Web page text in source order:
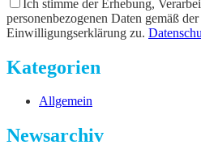
Ich stimme der Erhebung,
personenbezogenen Daten gemäß
Einwilligungserklärung zu.
Kategorien
Allgemein
Newsarchiv